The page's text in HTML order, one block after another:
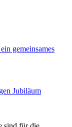
gemeinsames
Jubiläum